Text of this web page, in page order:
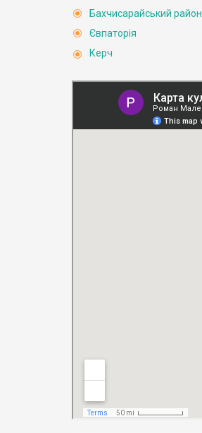
Бахчисарайський район
Євпаторія
Керч